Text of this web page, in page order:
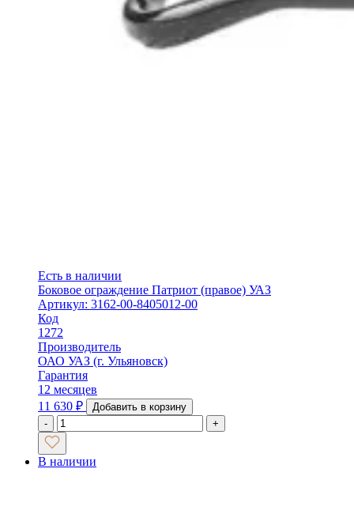
Есть в наличии
Боковое ограждение Патриот (правое) УАЗ
Артикул: 3162-00-8405012-00
Код
1272
Производитель
ОАО УАЗ (г. Ульяновск)
Гарантия
12 месяцев
11 630 ₽
Добавить в корзину
-
+
В наличии